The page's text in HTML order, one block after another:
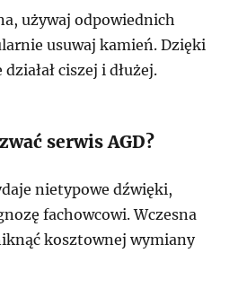
używaj odpowiednich
usuwaj kamień. Dzięki
ciszej i dłużej.
serwis AGD?
nietypowe dźwięki,
fachowcowi. Wczesna
kosztownej wymiany